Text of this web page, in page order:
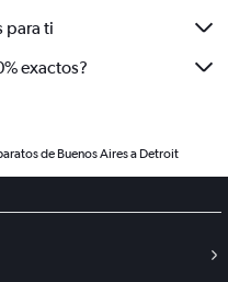
para ti
exactos?
de Buenos Aires a Detroit